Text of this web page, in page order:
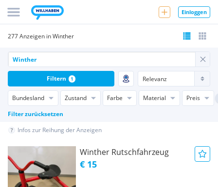
Einloggen
277 Anzeigen in Winther
Bundesland Zustand Farbe Material
Preis
Filter zurücksetzen
Filtern 1
Infos zur Reihung der Anzeigen
Winther Rutschfahrzeug
€ 15